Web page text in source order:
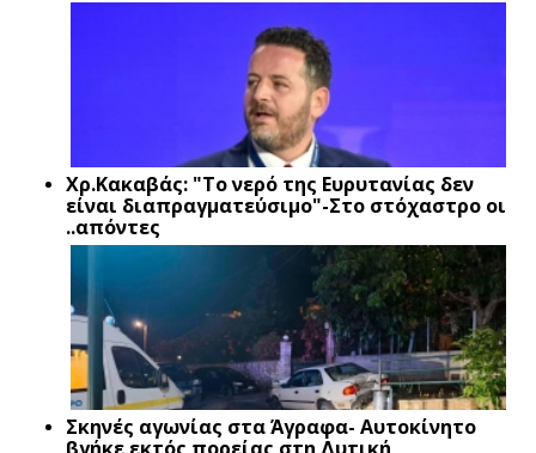
Xρ.Κακαβάς: "Το νερό της Ευρυτανίας δεν
είναι διαπραγματεύσιμο"-Στο στόχαστρο οι
..απόντες
Σκηνές αγωνίας στα Άγραφα- Αυτοκίνητο